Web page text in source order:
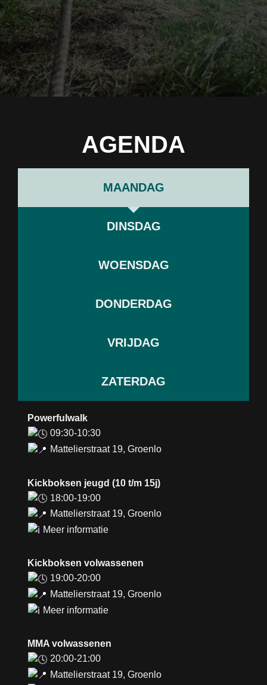
AGENDA
MAANDAG
DINSDAG
WOENSDAG
DONDERDAG
VRIJDAG
ZATERDAG
Powerfulwalk
09:30-10:30
Mattelierstraat 19, Groenlo
Kickboksen jeugd (10 t/m 15j)
18:00-19:00
Mattelierstraat 19, Groenlo
Meer informatie
Kickboksen volwassenen
19:00-20:00
Mattelierstraat 19, Groenlo
Meer informatie
MMA volwassenen
20:00-21:00
Mattelierstraat 19, Groenlo